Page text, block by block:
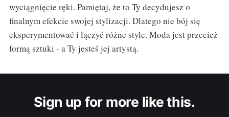
wyciągnięcie ręki. Pamiętaj, że to Ty decydujesz o
finalnym efekcie swojej stylizacji. Dlatego nie bój się
eksperymentować i łączyć różne style. Moda jest przecież
formą sztuki - a Ty jesteś jej artystą.
Sign up for more like this.